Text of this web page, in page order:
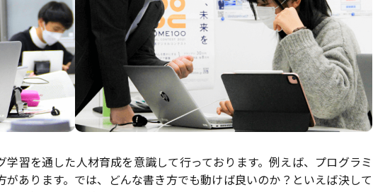
習を通した人材育成を意識して行っております。例えば、プログラミ
あります。では、どんな書き方でも動けば良いのか？といえば決して